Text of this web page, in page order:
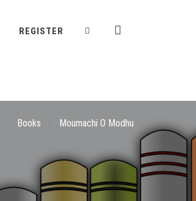
REGISTER
Books Moumachi O Modhu